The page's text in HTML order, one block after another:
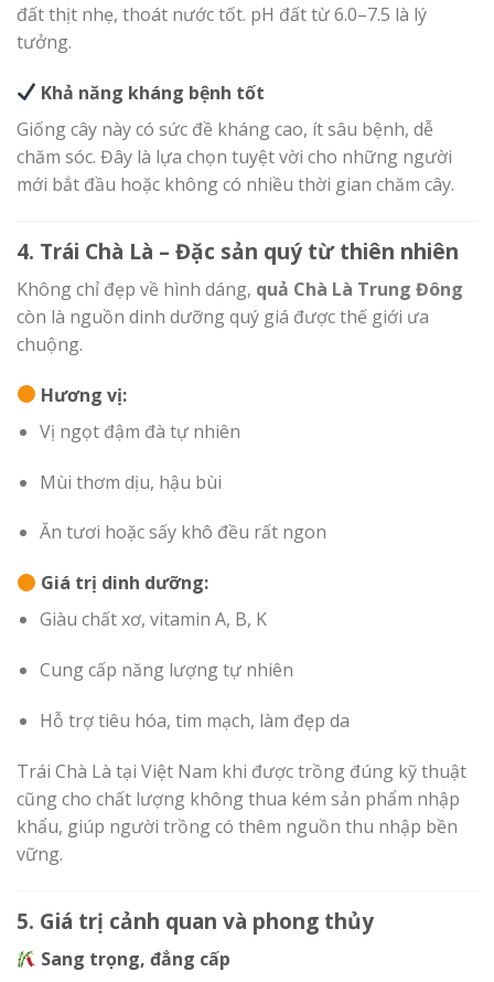
đất thịt nhẹ, thoát nước tốt. pH đất từ 6.0–7.5 là lý
tưởng.
Khả năng kháng bệnh tốt
Giống cây này có sức đề kháng cao, ít sâu bệnh, dễ
chăm sóc. Đây là lựa chọn tuyệt vời cho những người
mới bắt đầu hoặc không có nhiều thời gian chăm cây.
4. Trái Chà Là – Đặc sản quý từ thiên nhiên
Không chỉ đẹp về hình dáng, quả Chà Là Trung Đông
còn là nguồn dinh dưỡng quý giá được thế giới ưa
chuộng.
Hương vị:
Vị ngọt đậm đà tự nhiên
Mùi thơm dịu, hậu bùi
Ăn tươi hoặc sấy khô đều rất ngon
Giá trị dinh dưỡng:
Giàu chất xơ, vitamin A, B, K
Cung cấp năng lượng tự nhiên
Hỗ trợ tiêu hóa, tim mạch, làm đẹp da
Trái Chà Là tại Việt Nam khi được trồng đúng kỹ thuật
cũng cho chất lượng không thua kém sản phẩm nhập
khẩu, giúp người trồng có thêm nguồn thu nhập bền
vững.
5. Giá trị cảnh quan và phong thủy
Sang trọng, đẳng cấp